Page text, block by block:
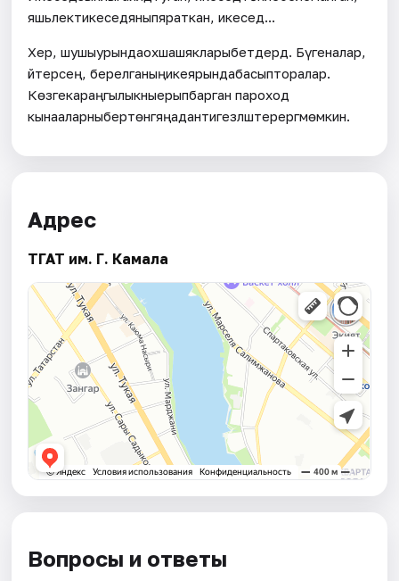
яшьлектәикеседәяныпяраткан, икеседә...
Хәер, шушыурындаохшашякларыбетәдердә. Бүгеналар,
әйтерсең, берелганыңикеярындабасыпторалар.
Көзгекараңгылыкныерыпбарган пароход
кынааларныбертөнгәяңадантигезләштерергәмөмкин.
Адрес
ТГАТ им. Г. Камала
Вопросы и ответы